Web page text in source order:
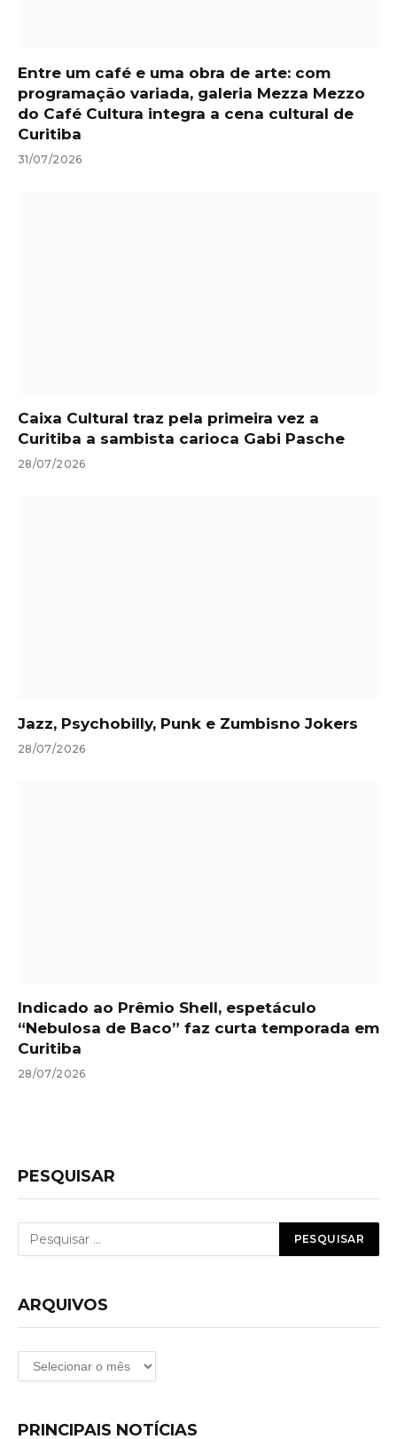
Entre um café e uma obra de arte: com
programação variada, galeria Mezza Mezzo
do Café Cultura integra a cena cultural de
Curitiba
31/07/2026
Caixa Cultural traz pela primeira vez a
Curitiba a sambista carioca Gabi Pasche
28/07/2026
Jazz, Psychobilly, Punk e Zumbisno Jokers
28/07/2026
Indicado ao Prêmio Shell, espetáculo
“Nebulosa de Baco” faz curta temporada em
Curitiba
28/07/2026
PESQUISAR
ARQUIVOS
Arquivos
PRINCIPAIS NOTÍCIAS